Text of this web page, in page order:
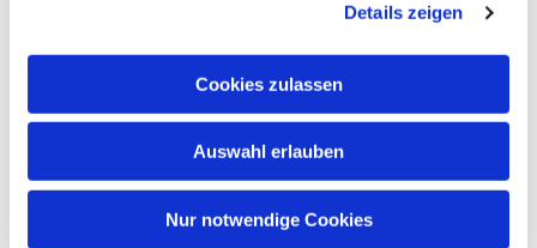
Details zeigen
Cookies zulassen
Auswahl erlauben
Nur notwendige Cookies